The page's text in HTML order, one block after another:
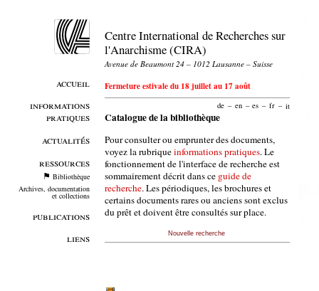
accueil
informations
pratiques
actualités
ressources
Bibliothèque
Archives, documentation
et collections
publications
liens
Centre International de Recherches sur
l'Anarchisme (CIRA)
Avenue de Beaumont 24 – 1012 Lausanne – Suisse
Fermeture estivale du 18 juillet au 17 août
de – en – es – fr – it
Catalogue de la bibliothèque
Pour consulter ou emprunter des documents,
voyez la rubriqueinformations pratiques. Le
fonctionnement de l'interface de recherche est
sommairement décrit dans ce guide de
recherche. Les périodiques, les brochures et
certains documents rares ou anciens sont exclus
du prêt et doivent être consultés sur place.
Nouvelle recherche